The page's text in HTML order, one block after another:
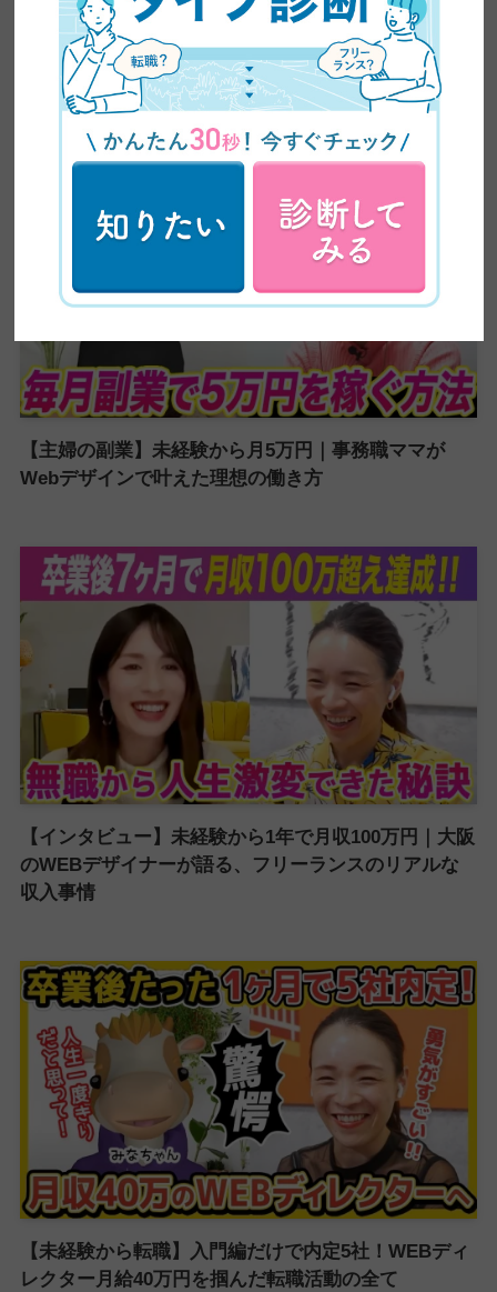
【超有益】平凡な主婦がビジネスセミナーに乗り込み
5ヶ月で60万円の副業収入を稼いだ方法を大公開！紹
介が止まらない売り込み術がやばい
【主婦の副業】未経験から月5万円｜事務職ママが
Webデザインで叶えた理想の働き方
【インタビュー】未経験から1年で月収100万円｜大阪
のWEBデザイナーが語る、フリーランスのリアルな
収入事情
【未経験から転職】入門編だけで内定5社！WEBディ
レクター月給40万円を掴んだ転職活動の全て